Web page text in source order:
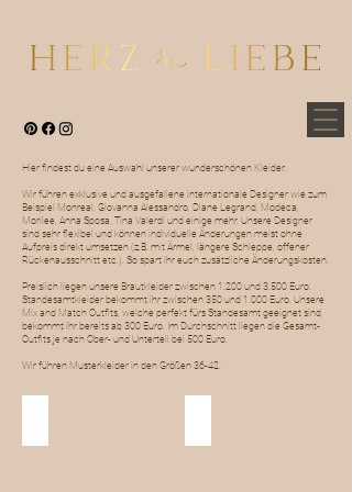
Hier findest du eine Auswahl unserer wunderschönen Kleider.
Wir führen exklusive und ausgefallene internationale Designer wie zum
Beispiel Monreal, Giovanna Alessandro, Diane Legrand, Modeca,
Morilee, Anna Sposa, Tina Valerdi und einige mehr. Unsere Designer
sind sehr flexibel und können individuelle Änderungen meist ohne
Aufpreis direkt umsetzen (z.B. mit Ärmel, längere Schleppe, offener
Rückenausschnitt etc.). So spart ihr euch zusätzliche Änderungskosten.
Preislich liegen unsere Brautkleider zwischen 1.200 und 3.500 Euro.
Standesamtkleider bekommt ihr zwischen 350 und 1.000 Euro. Unsere
Mix and Match Outfits, welche perfekt fürs Standesamt geeignet sind,
bekommt ihr bereits ab 300 Euro. Im Durchschnitt liegen die Gesamt-
Outfits je nach Ober- und Unterteil bei 500 Euro.
Wir führen Musterkleider in den Größen 36-42.